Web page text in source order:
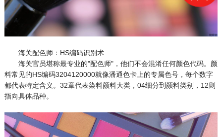
海关配色师：HS编码识别术
海关官员堪称最专业的"配色师"，他们不会混淆任何颜色代码。颜
料常见的HS编码3204120000就像潘通色卡上的专属色号，每个数字
都代表特定含义。32章代表染料颜料大类，04细分到颜料类别，12则
指向具体品种。